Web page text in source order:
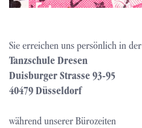
Sie erreichen uns persönlich in der
Tanzschule Dresen
Duisburger Strasse 93-95
40479 Düsseldorf
während unserer Bürozeiten